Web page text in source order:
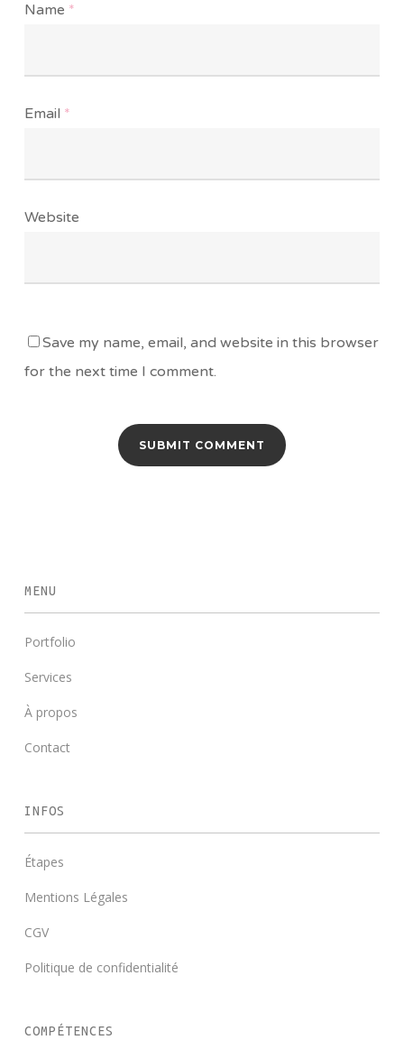
Name *
Email *
Website
Save my name, email, and website in this browser
for the next time I comment.
MENU
Portfolio
Services
À propos
Contact
INFOS
Étapes
Mentions Légales
CGV
Politique de confidentialité
COMPÉTENCES